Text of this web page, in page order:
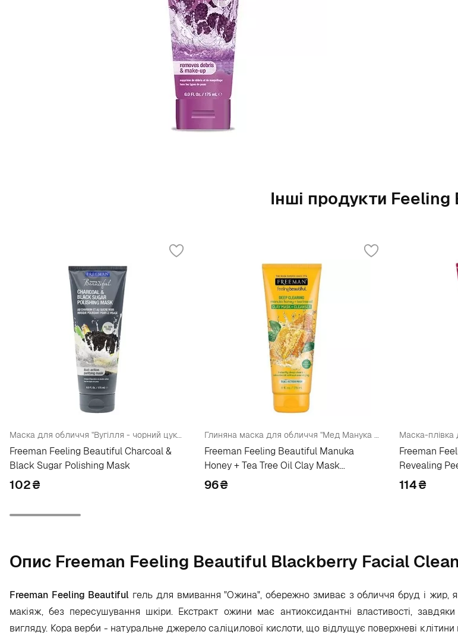
Інші продукти
Маска для обличчя "Вугілля - чорний цукор"
Freeman Feeling Beautiful Charcoal &
Black Sugar Polishing Mask
102₴
Глиняна маска для обличчя "Мед Манука та олія чайного дерева"
Freeman Feeling Beautiful Manuka
Honey + Tea Tree Oil Clay Mask
Cleanser
96₴
Маска-плівка
Freeman
Revealing
114₴
Опис Freeman Feeling Beautiful Blackberry Facial
Freeman Feeling Beautiful гель для вмивання "Ожина", обережно змиває з обличчя бруд і жир,
макіяж, без пересушування шкіри. Екстракт ожини має антиоксидантні властивості,
вигляду. Кора верби - натуральне джерело саліцилової кислоти, що відлущує поверхневі